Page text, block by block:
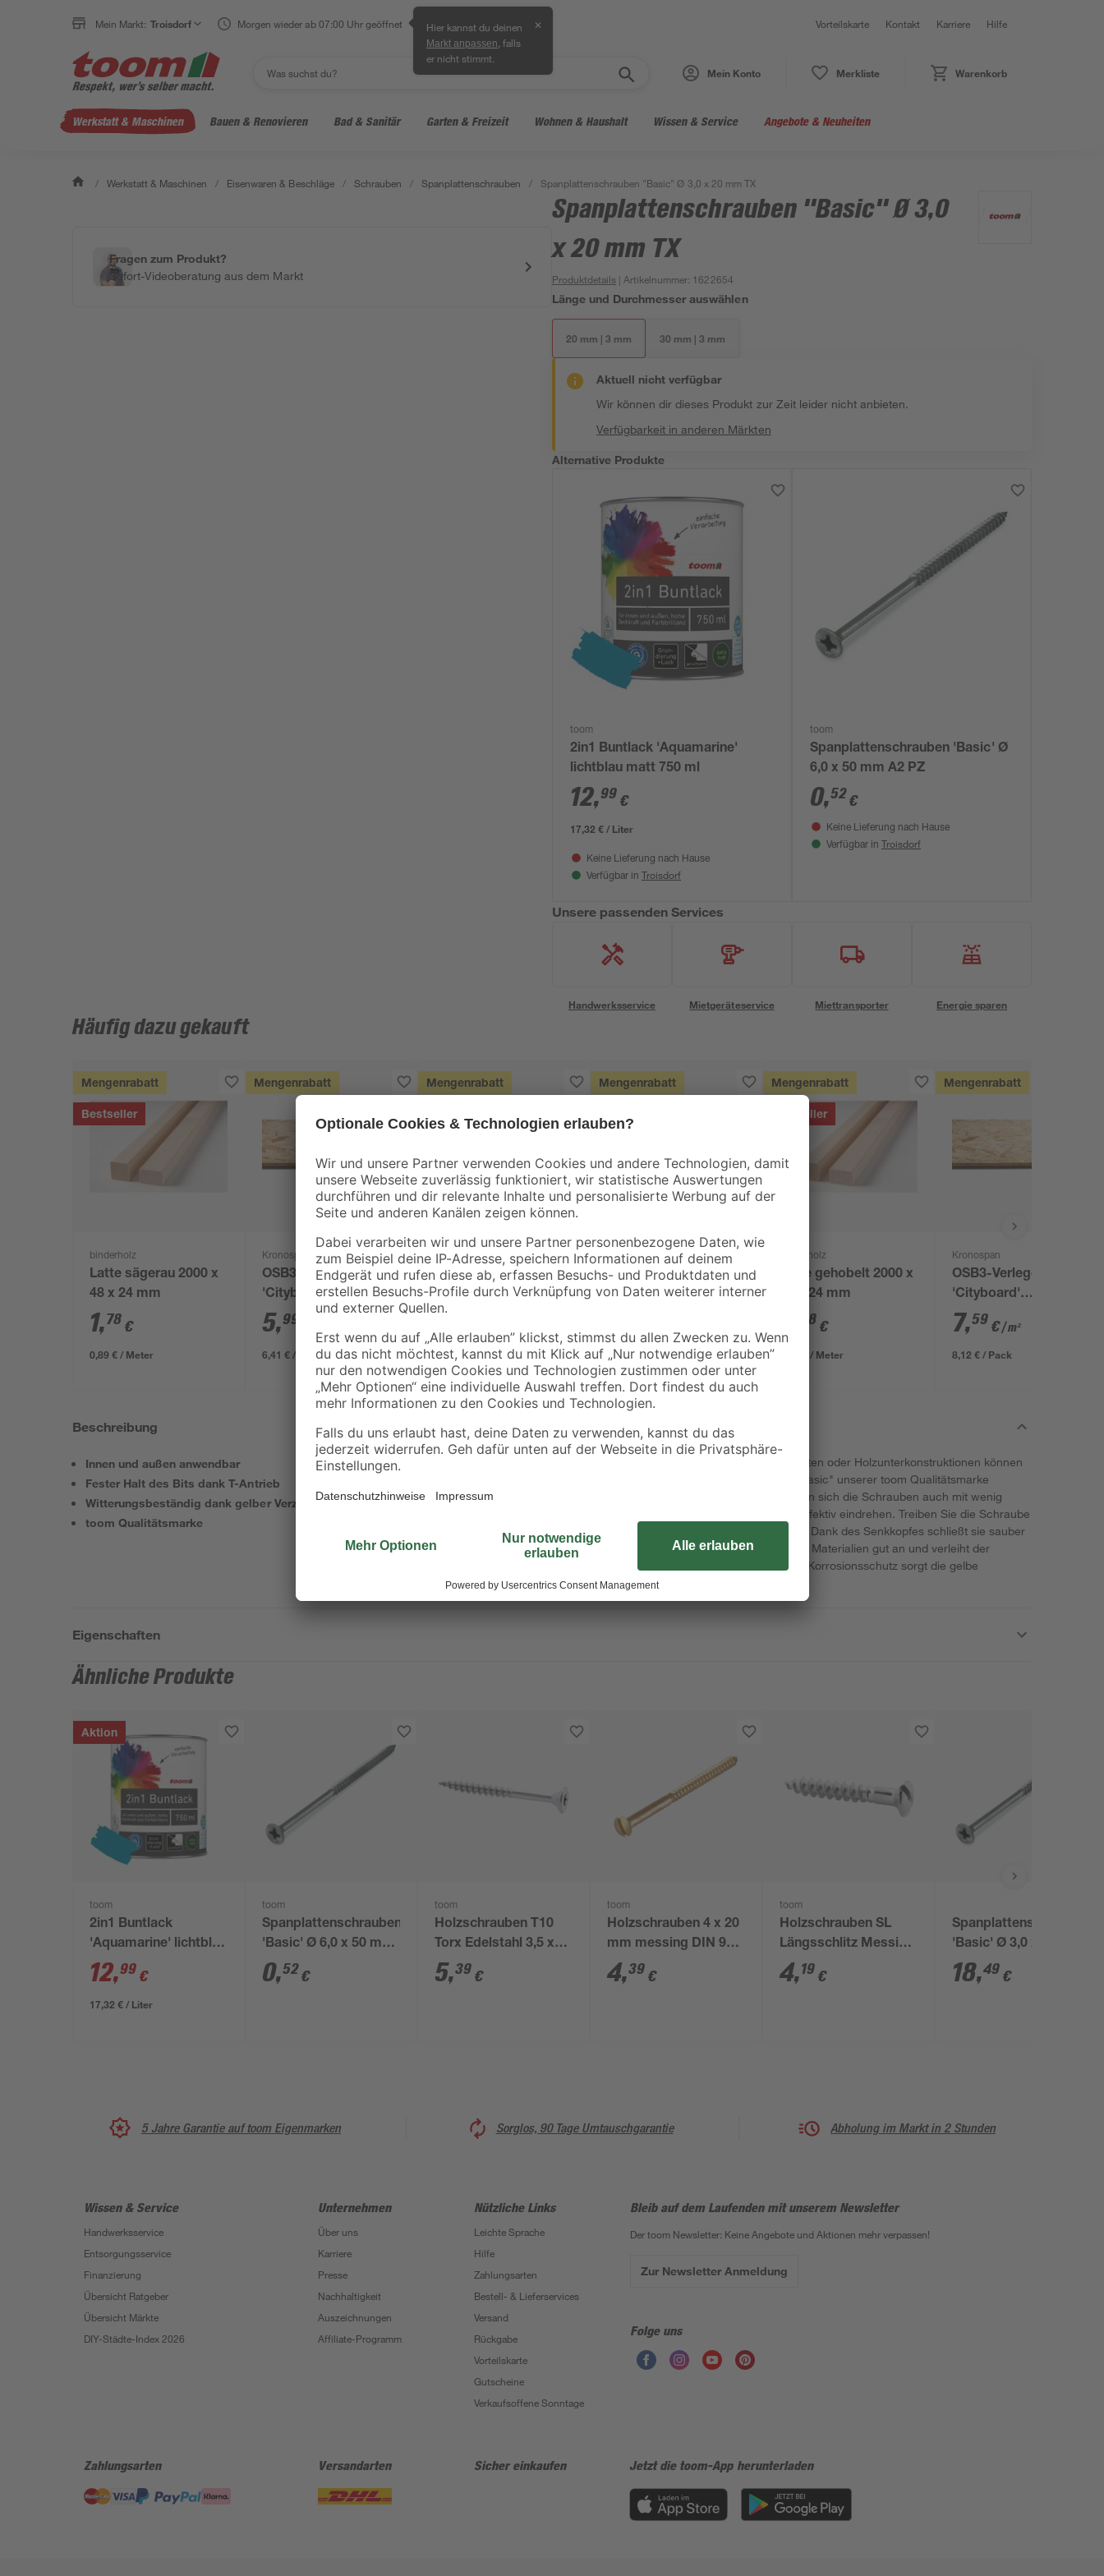
Mein Markt: Troisdorf Morgen wieder ab 07:00 Uhr geöffnet Hier kannst du deinen
Markt anpassen , falls
er nicht stimmt.
✕ Vorteilskarte Kontakt Karriere Hilfe
Mein Konto Merkliste Warenkorb
Werkstatt & Maschinen Bauen & Renovieren Bad & Sanitär Garten & Freizeit Wohnen & Haushalt Wissen & Service Angebote & Neuheiten
/ Werkstatt & Maschinen / Eisenwaren & Beschläge / Schrauben / Spanplattenschrauben / Spanplattenschrauben "Basic" Ø 3,0 x 20 mm TX
Fragen zum Produkt?
Sofort-Videoberatung aus dem Markt
Spanplattenschrauben "Basic" Ø 3,0
x 20 mm TX
Produktdetails | Artikelnummer: 1622654
Länge und Durchmesser auswählen
20 mm | 3 mm 30 mm | 3 mm
Aktuell nicht verfügbar
Wir können dir dieses Produkt zur Zeit leider nicht anbieten.
Verfügbarkeit in anderen Märkten
Alternative Produkte
toom
2in1 Buntlack 'Aquamarine'
lichtblau matt 750 ml
12,99 €
17,32 € / Liter
Keine Lieferung nach Hause
Verfügbar in Troisdorf
toom
Spanplattenschrauben 'Basic' Ø
6,0 x 50 mm A2 PZ
0,52€
Keine Lieferung nach Hause
Verfügbar in Troisdorf
Unsere passenden Services
Handwerksservice Mietgeräteservice Miettransporter Energie sparen
Häufig dazu gekauft
Mengenrabatt
Bestseller
binderholz
Latte sägerau 2000 x
48 x 24 mm
1,78 €
0,89 € / Meter
Mengenrabatt
Kronospan
OSB3-Verlegeplatte
'Cityboard'
ungeschliffen 1690 x
634 x 12 mm
5,99
6,41 € / Pack
Mengenrabatt
Bestseller
binderholz
Rahmen sägerau
2000 x 58 x 38 mm
1,99 € / Meter
Mengenrabatt
binderholz
Latte sägerau 2500 x
48 x 24 mm
0,89 € / Meter
Mengenrabatt
Bestseller
binderholz
Latte gehobelt 2000 x
44 x 24 mm
98 €
1,99 € / Meter
Mengenrabatt
Kronospan
OSB3-Verlegeplatte
'Cityboard'
ungeschliffen 1690 x
634 x 15 mm
7,59 €/ m²
8,12 € / Pack
Beschreibung
Innen und außen anwendbar
Fester Halt des Bits dank T-Antrieb
Witterungsbeständig dank gelber Verzinkung
toom Qualitätsmarke
Für das Anbringen von Scharnieren an Spanplatten oder Holzunterkonstruktionen können
Sie besonders gut die Spanplattenschrauben "Basic" unserer toom Qualitätsmarke
verwenden. Mit dem scharfen Vollgewinde lassen sich die Schrauben auch mit wenig
Kraftanstrengung und ohne großes Vorbohren effektiv eindrehen. Treiben Sie die Schraube
mit einem Innensechskant in das Werkstück ein. Dank des Senkkopfes schließt sie sauber
mit der Oberfläche ab. Das Teilgewinde zieht die Materialien gut an und verleiht der
Konstruktion zusätzliche Stabilität. Für erhöhten Korrosionsschutz sorgt die gelbe
Verzinkung des verarbeiteten Stahls.
Eigenschaften
Ähnliche Produkte
Aktion
toom
2in1 Buntlack
'Aquamarine' lichtblau
matt 750 ml
12,99 €
17,32 € / Liter
toom
Spanplattenschrauben
'Basic' Ø 6,0 x 50 mm
A2 PZ
0,52€
toom
Holzschrauben T10
Torx Edelstahl 3,5 x
40 mm 10 Stück
5,39 €
toom
Holzschrauben 4 x 20
mm messing DIN 95 8
Stück
4,39 €
toom
Holzschrauben SL
Längsschlitz Messing
verchromt 3,0 x 20
mm 8 Stück
4,19 €
Spanplattenschrauben
'Basic' Ø 3,0 x 20 mm
TX 300 Stück
18,49 €
5 Jahre Garantie auf toom Eigenmarken Sorglos, 90 Tage Umtauschgarantie Abholung im Markt in 2 Stunden
Wissen & Service
Handwerksservice
Entsorgungsservice
Finanzierung
Übersicht Ratgeber
Übersicht Märkte
DIY-Städte-Index 2026
Unternehmen
Über uns
Karriere
Presse
Nachhaltigkeit
Auszeichnungen
Affiliate-Programm
Nützliche Links
Leichte Sprache
Hilfe
Zahlungsarten
Bestell- & Lieferservices
Versand
Rückgabe
Vorteilskarte
Gutscheine
Verkaufsoffene Sonntage
Bleib auf dem Laufenden mit unserem Newsletter
Der toom Newsletter: Keine Angebote und Aktionen mehr verpassen!
Zur Newsletter Anmeldung
Folge uns
Zahlungsarten Versandarten Sicher einkaufen Jetzt die toom-App herunterladen